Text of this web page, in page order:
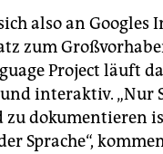
also an Googles
zum
Project läuft
interaktiv. „Nur
dokumentieren
Sprache“,